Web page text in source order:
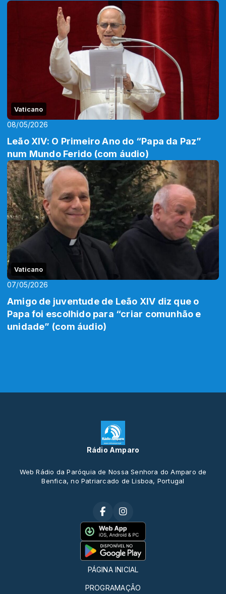
Vaticano
08/05/2026
Leão XIV: O Primeiro Ano do “Papa da Paz”
num Mundo Ferido (com áudio)
Vaticano
07/05/2026
Amigo de juventude de Leão XIV diz que o
Papa foi escolhido para “criar comunhão e
unidade” (com áudio)
Rádio Amparo
Web Rádio da Paróquia de Nossa Senhora do Amparo de
Benfica, no Patriarcado de Lisboa, Portugal
PÁGINA INICIAL
PROGRAMAÇÃO